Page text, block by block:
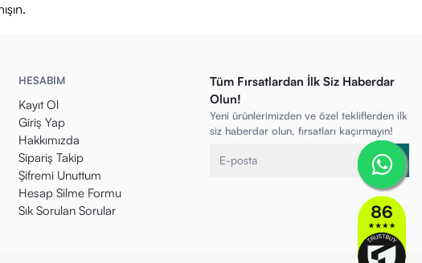
HESABIM
Kayıt Ol
Giriş Yap
Hakkımızda
Sipariş Takip
Şifremi Unuttum
Hesap Silme Formu
Sık Sorulan Sorular
Tüm Fırsatlardan İlk Siz Haberdar
Olun!
Yeni ürünlerimizden ve özel tekliflerden ilk
siz haberdar olun, fırsatları kaçırmayın!